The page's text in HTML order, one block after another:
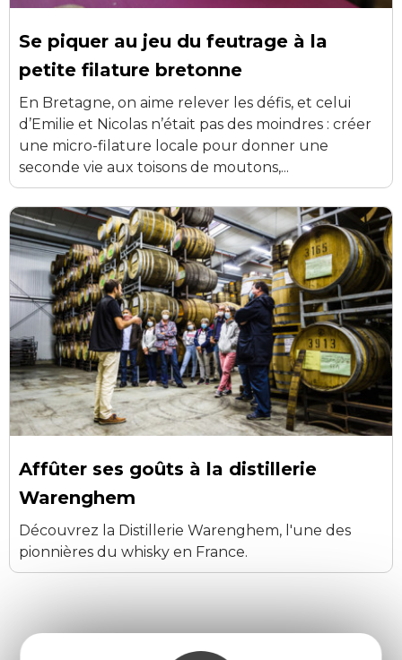
Se piquer au jeu du feutrage à la
petite filature bretonne
En Bretagne, on aime relever les défis, et celui
d’Emilie et Nicolas n’était pas des moindres : créer
une micro-filature locale pour donner une
seconde vie aux toisons de moutons,...
Affûter ses goûts à la distillerie
Warenghem
Découvrez la Distillerie Warenghem, l'une des
pionnières du whisky en France.